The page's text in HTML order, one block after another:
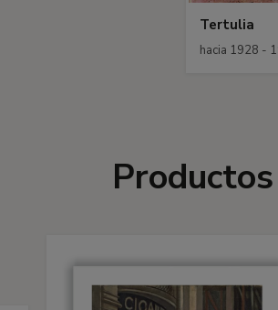
Tertulia
hacia 1928 -